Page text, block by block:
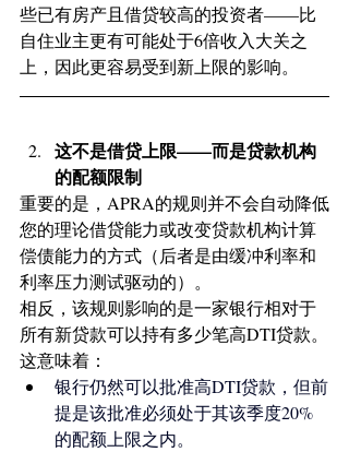
些已有房产且借贷较高的投资者——比
自住业主更有可能处于6倍收入大关之
上，因此更容易受到新上限的影响。
这不是借贷上限——而是贷款机构
的配额限制
重要的是，APRA的规则并不会自动降低
您的理论借贷能力或改变贷款机构计算
偿债能力的方式（后者是由缓冲利率和
利率压力测试驱动的）。
相反，该规则影响的是一家银行相对于
所有新贷款可以持有多少笔高DTI贷款。
这意味着：
银行仍然可以批准高DTI贷款，但前
提是该批准必须处于其该季度20%
的配额上限之内。